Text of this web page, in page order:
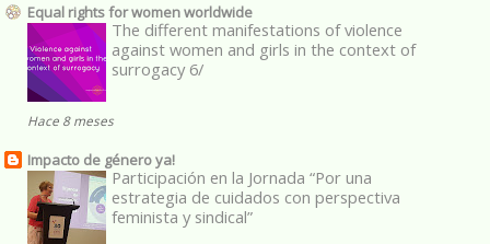
Equal rights for women worldwide
The different manifestations of violence
against women and girls in the context of
surrogacy 6/
Hace 8 meses
Impacto de género ya!
Participación en la Jornada “Por una
estrategia de cuidados con perspectiva
feminista y sindical”